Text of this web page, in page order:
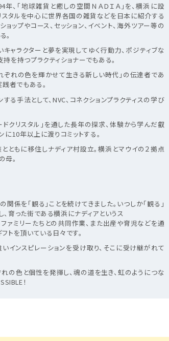
、「地球雑貨と癒しの空間ＮＡＤＩＡ」を、横浜に設
スタルを中心に世界各国の雑貨などを日本に紹介する
ップやコース、セッション、イベント、海外ツアー等の
。
ャラクターと夢を実現してゆく行動力、ポジティブな
を持つプラクティショナーでもある。
ぞれの色を輝かせて生きる新しい時代」の伝達者であ
者でもある。
る手法として、NVC、コネクションプラクティスの学び
ドクリスタル」を通した長年の探求、体験から学んだ叡
に10年以上に渡りコミットする。
ともに移住しナディア村設立。横浜とマウイの２拠点
母。
係を「観る」ことを続けてきました。いつしか「観る」
育った街である横浜にナディアというス
ァミリーたちとの共同作業、また出産や育児などを通
トを頂いている日々です。
インスピレーションを受け取り、そこに受け継がれて
の色と個性を発揮し、魂の道を生き、虹のようにつな
！